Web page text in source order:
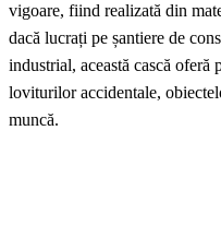
vigoare, fiind realizată din
dacă lucrați pe șantiere de
industrial, această cască
loviturilor accidentale,
muncă.